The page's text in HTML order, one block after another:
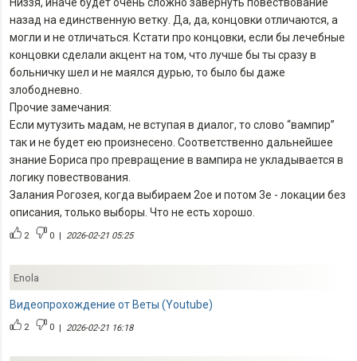
Низзя, иначе будет очень сложно завернуть повествование
назад на единственную ветку. Да, да, концовки отличаются, а
могли и не отличаться. Кстати про концовки, если бы лечебные
концовки сделали акцент на том, что лучше бы ты сразу в
больничку шел и не маялся дурью, то было бы даже
злободневно.
Прочие замечания:
Если мутузить мадам, не вступая в диалог, то слово “вампир”
так и не будет ею произнесено. Соответственно дальнейшее
знание Бориса про превращение в вампира не укладывается в
логику повествования.
Залания Рогозея, когда выбираем 2ое и потом 3е - локации без
описания, только выборы. Что не есть хорошо.
2 0 |2026-02-21 05:25
Enola
Видеопрохождение от Веты (Youtube)
2 0 | 2026-02-21 16:18